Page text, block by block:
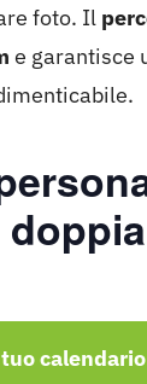
foto. Il
e garantisce
doppia
calendario